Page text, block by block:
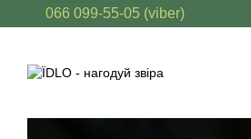
Перейти до основного контенту
066 099-55-05 (viber)